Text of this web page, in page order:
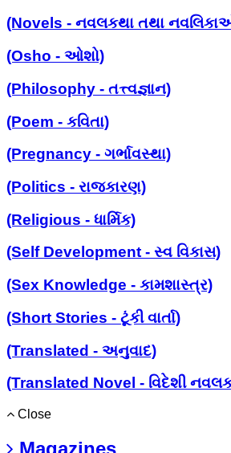
(Novels - નવલકથા તથા
(Osho - ઓશો)
(Philosophy - તત્ત્વજ્ઞાન)
(Poem - કવિતા)
(Pregnancy - ગર્ભાવસ્થા)
(Politics - રાજકારણ)
(Religious - ધાર્મિક)
(Self Development - સ્વ વિકાસ)
(Sex Knowledge - કામશાસ્ત્ર)
(Short Stories - ટૂંકી વાર્તા)
(Translated - અનુવાદ)
(Translated Novel - વિદેશી
Close
Magazines